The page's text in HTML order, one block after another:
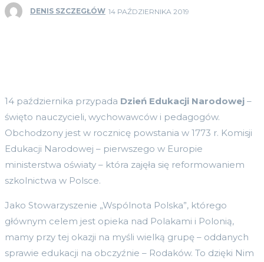
DENIS SZCZEGŁÓW 14 PAŹDZIERNIKA 2019
14 października przypada Dzień Edukacji Narodowej –
święto nauczycieli, wychowawców i pedagogów.
Obchodzony jest w rocznicę powstania w 1773 r. Komisji
Edukacji Narodowej – pierwszego w Europie
ministerstwa oświaty – która zajęła się reformowaniem
szkolnictwa w Polsce.
Jako Stowarzyszenie „Wspólnota Polska”, którego
głównym celem jest opieka nad Polakami i Polonią,
mamy przy tej okazji na myśli wielką grupę – oddanych
sprawie edukacji na obczyźnie – Rodaków. To dzięki Nim